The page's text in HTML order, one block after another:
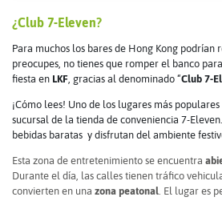
¿Club 7-Eleven?
Para muchos los bares de Hong Kong podrían
preocupes, no tienes que romper el banco
fiesta en LKF, gracias al denominado “Club 7-
¡Cómo lees! Uno de los lugares más
sucursal de la tienda de conveniencia 7-
bebidas baratas y disfrutan del ambiente
Esta zona de entretenimiento se encuentra
Durante el día, las calles tienen tráfico
convierten en una zona peatonal. El lugar es